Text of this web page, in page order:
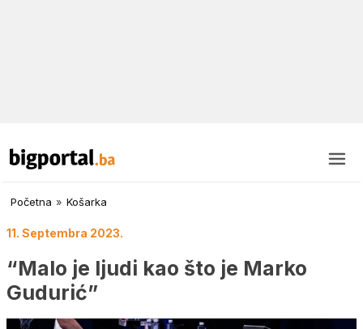
Početna » Košarka
11. Septembra 2023.
“Malo je ljudi kao što je Marko
Gudurić”